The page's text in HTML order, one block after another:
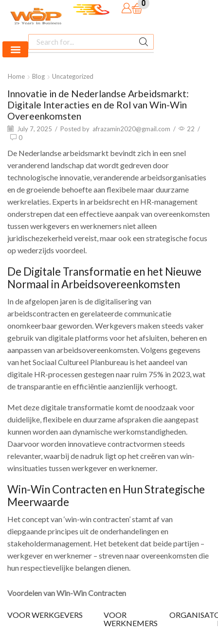
0
Home Blog Uncategorized
Innovatie in de Nederlandse Arbeidsmarkt:
Digitale Interacties en de Rol van Win-Win
Overeenkomsten
July 7, 2025 / Posted by afrazamin2020@gmail.com / 22 /
0
De Nederlandse arbeidsmarkt bevindt zich in een snel
veranderend landschap dat wordt gedreven door
technologische innovatie, veranderende arbeidsorganisaties
en de groeiende behoefte aan flexibele maar duurzame
werkrelaties. Experts in arbeidsrecht en HR-management
onderstrepen dat een effectieve aanpak van overeenkomsten
tussen werkgevers en werknemers niet alleen
juridischezekerheid vereist, maar ook een strategische focus
op wederzijds voordeel.
De Digitale Transformatie en het Nieuwe
Normaal in Arbeidsovereenkomsten
In de afgelopen jaren is de digitalisering van
arbeidscontracten en gerelateerde communicatie
onomkeerbaar geworden. Werkgevers maken steeds vaker
gebruik van digitale platforms voor het afsluiten, beheren en
aanpassen van arbeidsovereenkomsten. Volgens gegevens
van het Sociaal Cultureel Planbureau is het aandeel van
digitale HR-processen gestegen naar ruim 75% in 2023, wat
de transparantie en efficiëntie aanzienlijk verhoogt.
Met deze digitale transformatie komt de noodzaak voor
duidelijke, flexibele en duurzame afspraken die aangepast
kunnen worden aan dynamische werkomstandigheden.
Daarvoor worden innovatieve contractvormen steeds
relevanter, waarbij de nadruk ligt op het creëren van win-
winsituaties tussen werkgever en werknemer.
Win-Win Contracten en Hun Strategische
Meerwaarde
Het concept van ‘win-win contracten’ stamt af van
diepgaande principes uit de onderhandelingen en
stakeholdermanagement. Het betekent dat beide partijen –
werkgever en werknemer – streven naar overeenkomsten die
hun respectievelijke belangen dienen.
Voordelen van Win-Win Contracten
VOOR WERKGEVERS
VOOR
WERKNEMERS